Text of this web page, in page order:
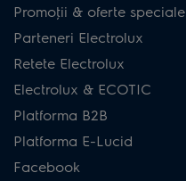
Promoţii & oferte speciale
Parteneri Electrolux
Retete Electrolux
Electrolux & ECOTIC
Platforma B2B
Platforma E-Lucid
Facebook